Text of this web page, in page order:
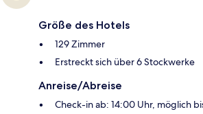
Größe des Hotels
129 Zimmer
Erstreckt sich über 6 Stockwerke
Anreise/Abreise
Check-in ab: 14:00 Uhr, möglich